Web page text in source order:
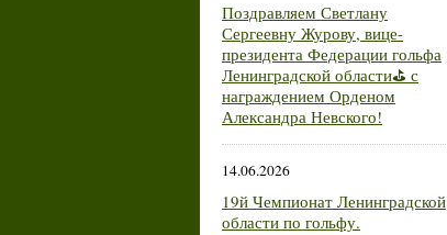
Поздравляем Светлану
Сергеевну Журову, вице-
президента Федерации гольфа
Ленинградской области⛳ с
награждением Орденом
Александра Невского!
14.06.2026
19й Чемпионат Ленинградской
области по гольфу.